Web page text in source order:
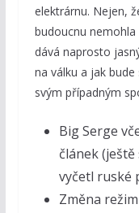
elektrárnu. Nejen,
budoucnu
dává naprosto
na válku a jak
svým případným
Big Serge
článek
vyčetl ruské
Změna